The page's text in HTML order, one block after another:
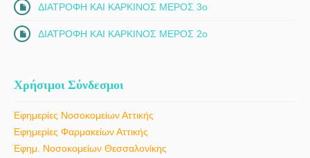
ΔΙΑΤΡΟΦΗ ΚΑΙ ΚΑΡΚΙΝΟΣ ΜΕΡΟΣ 3ο
ΔΙΑΤΡΟΦΗ ΚΑΙ ΚΑΡΚΙΝΟΣ ΜΕΡΟΣ 2ο
Χρήσιμοι Σύνδεσμοι
Εφημερίες Νοσοκομείων Αττικής
Εφημερίες Φαρμακείων Αττικής
Εφημ. Νοσοκομείων Θεσσαλονίκης